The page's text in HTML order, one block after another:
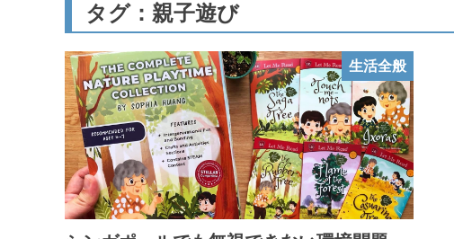
タグ：親子遊び
生活全般